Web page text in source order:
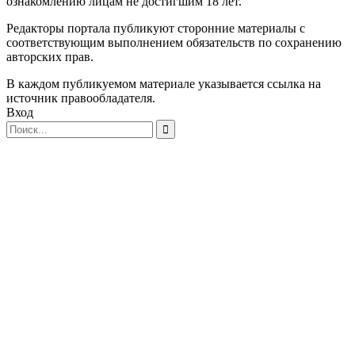
Редакторы портала публикуют сторонние материалы с
соответствующим выполнением обязательств по сохранению
авторских прав.
В каждом публикуемом материале указывается ссылка на
источник правообладателя.
Вход